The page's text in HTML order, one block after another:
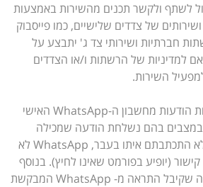
לשתף ולקשר תכנים מהשירות באמצעות
של צדדים שלישיים, כמו פייסבוק
חברתיות ושירותי צד ג' יתבצע על
למדיניות של הרשתות ו/או הצדדים
השירות.
15. בעת שימוש בשליחת הודעות מחשבון ה-WhatsApp האישי
בהם נשלחת הודעה שמכילה
קישור לאורח שמעולם לא התכתבתם איתו בעבר, WhatsApp לא
(יופיע בפורמט שאינו לחיץ). בנוסף
הוא יראה מתחת להודעה שקיבל התראה מ- WhatsApp המבקשת